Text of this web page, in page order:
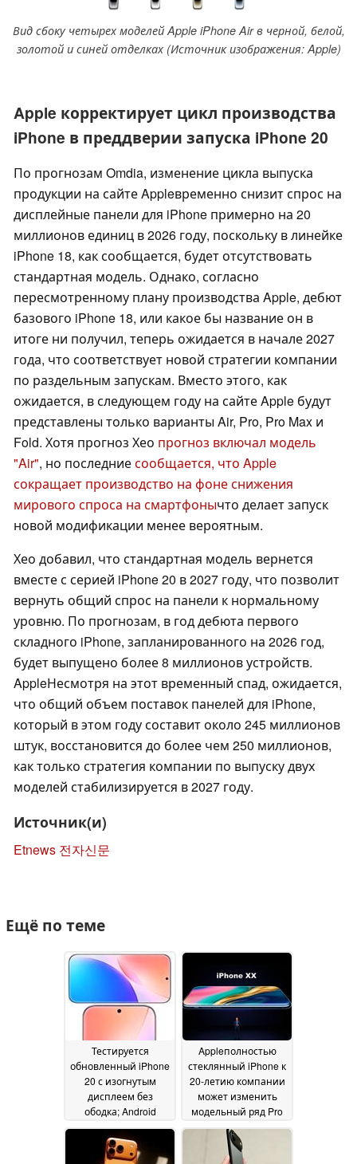
Вид сбоку четырех моделей Apple iPhone Air в черной, белой,
золотой и синей отделках (Источник изображения: Apple)
Apple корректирует цикл производства
iPhone в преддверии запуска iPhone 20
По прогнозам Omdia, изменение цикла выпуска
продукции на сайте Appleвременно снизит спрос на
дисплейные панели для iPhone примерно на 20
миллионов единиц в 2026 году, поскольку в линейке
iPhone 18, как сообщается, будет отсутствовать
стандартная модель. Однако, согласно
пересмотренному плану производства Apple, дебют
базового iPhone 18, или какое бы название он в
итоге ни получил, теперь ожидается в начале 2027
года, что соответствует новой стратегии компании
по раздельным запускам. Вместо этого, как
ожидается, в следующем году на сайте Apple будут
представлены только варианты Air, Pro, Pro Max и
Fold. Хотя прогноз Хео прогноз включал модель
"Air", но последниесообщается, что Apple
сокращает производство на фоне снижения
мирового спроса на смартфонычто делает запуск
новой модификации менее вероятным.
Хео добавил, что стандартная модель вернется
вместе с серией iPhone 20 в 2027 году, что позволит
вернуть общий спрос на панели к нормальному
уровню. По прогнозам, в год дебюта первого
складного iPhone, запланированного на 2026 год,
будет выпущено более 8 миллионов устройств.
AppleНесмотря на этот временный спад, ожидается,
что общий объем поставок панелей для iPhone,
который в этом году составит около 245 миллионов
штук, восстановится до более чем 250 миллионов,
как только стратегия компании по выпуску двух
моделей стабилизируется в 2027 году.
Источник(и)
Etnews 전자신문
Ещё по теме
Тестируется
обновленный iPhone
20 с изогнутым
дисплеем без
ободка; Android
последует за
изменением
дизайна Apple
23 May
Appleполностью
стеклянный iPhone к
20-летию компании
может изменить
модельный ряд Pro
02 May 2026